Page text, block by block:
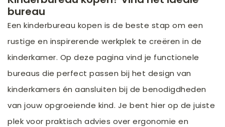
bureau
Een kinderbureau kopen is de beste stap om een
rustige en inspirerende werkplek te creëren in de
kinderkamer. Op deze pagina vind je functionele
bureaus die perfect passen bij het design van
kinderkamers én aansluiten bij de benodigdheden
van jouw opgroeiende kind. Je bent hier op de juiste
plek voor praktisch advies over ergonomie en